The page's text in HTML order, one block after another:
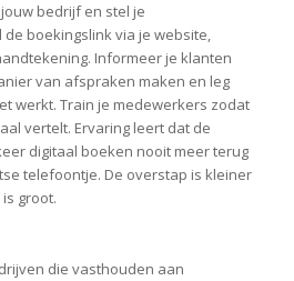
bedrijf en stel je
boekingslink via je website,
Informeer je klanten
van afspraken maken en leg
werkt. Train je medewerkers zodat
vertelt. Ervaring leert dat de
digitaal boeken nooit meer terug
telefoontje. De overstap is kleiner
groot.
die vasthouden aan